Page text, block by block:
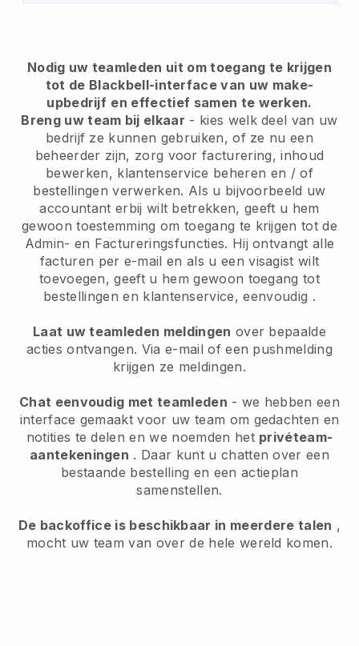
Nodig uw teamleden uit om toegang te krijgen
tot de Blackbell-interface van uw make-
upbedrijf en effectief samen te werken.
Breng uw team bij elkaar - kies welk deel van uw
bedrijf ze kunnen gebruiken, of ze nu een
beheerder zijn, zorg voor facturering, inhoud
bewerken, klantenservice beheren en / of
bestellingen verwerken. Als u bijvoorbeeld uw
accountant erbij wilt betrekken, geeft u hem
gewoon toestemming om toegang te krijgen tot de
Admin- en Factureringsfuncties. Hij ontvangt alle
facturen per e-mail en als u een visagist wilt
toevoegen, geeft u hem gewoon toegang tot
bestellingen en klantenservice, eenvoudig .
Laat uw teamleden meldingen over bepaalde
acties ontvangen. Via e-mail of een pushmelding
krijgen ze meldingen.
Chat eenvoudig met teamleden - we hebben een
interface gemaakt voor uw team om gedachten en
notities te delen en we noemden het privéteam-
aantekeningen . Daar kunt u chatten over een
bestaande bestelling en een actieplan
samenstellen.
De backoffice is beschikbaar in meerdere talen ,
mocht uw team van over de hele wereld komen.